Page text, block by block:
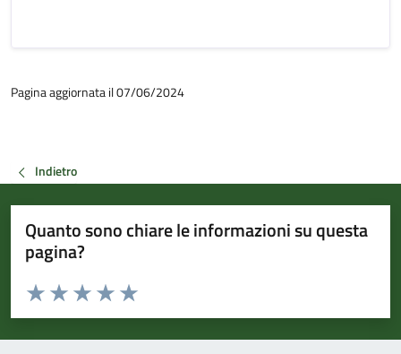
Pagina aggiornata il 07/06/2024
Indietro
Quanto sono chiare le informazioni su questa
pagina?
Valuta da 1 a 5 stelle la pagina
Valuta 5 stelle su 5
Valuta 4 stelle su 5
Valuta 3 stelle su 5
Valuta 2 stelle su 5
Valuta 1 stelle su 5